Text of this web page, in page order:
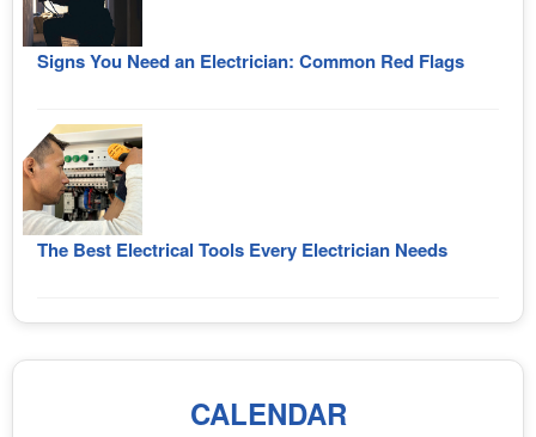
Signs You Need an Electrician: Common Red Flags
The Best Electrical Tools Every Electrician Needs
CALENDAR